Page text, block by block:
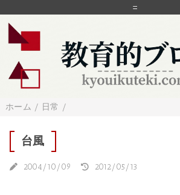
=
ホーム / 日常 /
台風
2004/10/09
2012/05/13